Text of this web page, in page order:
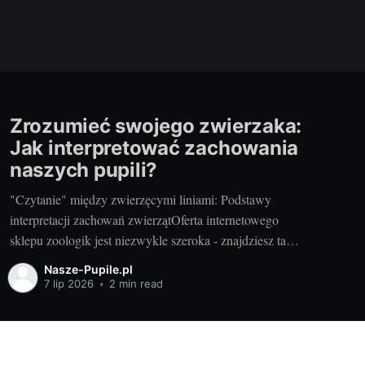
Zrozumieć swojego zwierzaka:
Jak interpretować zachowania
naszych pupili?
"Czytanie" między zwierzęcymi liniami: Podstawy
interpretacji zachowań zwierzątOferta internetowego
sklepu zoologik jest niezwykle szeroka - znajdziesz tam
środki na pielęgnację zwierzaków, karmy, zabawki, a
nawet literaturę na temat ich hodowli. Jednak
umiejętność zrozumienia naszego pupila. Każde zwierzę,
Nasze-Pupile.pl
7 lip 2026 • 2 min read